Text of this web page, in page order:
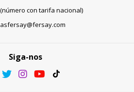
(número con tarifa nacional)
Siga-nos